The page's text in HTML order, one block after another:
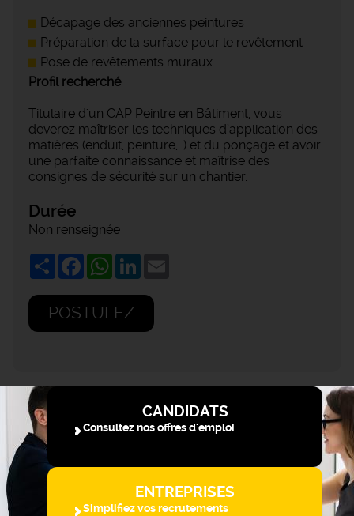
Décapage des anciennes peintures
Préparation de la surface pour le revêtement
Pose de revêtements muraux
Profil recherché
Titulaire d'un CAP Peintre en Bâtiment, vous
deverez maîtriser les techniques d’application des
matières (enduit, peinture,…) et du ponçage et avoir
une parfaite connaissance et maîtrise des
consignes de sécurité sur un chantier.
Durée
Non renseignée
ShareFacebookWhatsApp
LinkedIn
POSTULEZ
CANDIDATS
Consultez nos offres d'emploi
ENTREPRISES
Simplifiez vos recrutements